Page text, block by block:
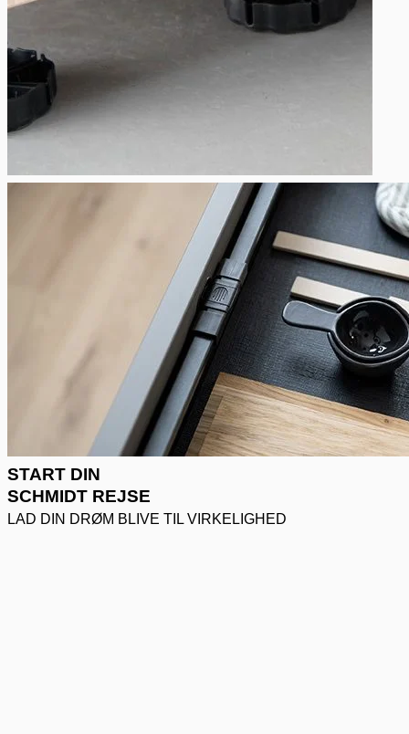
START DIN
SCHMIDT REJSE
LAD DIN DRØM BLIVE TIL VIRKELIGHED